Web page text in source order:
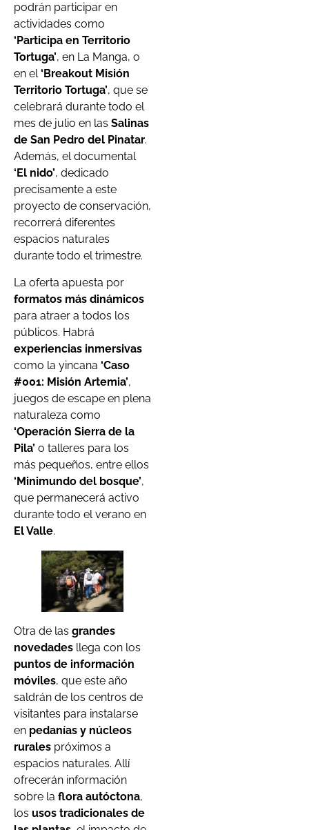
podrán participar en
actividades como
‘Participa en Territorio
Tortuga’, en La Manga, o
en el‘Breakout Misión
Territorio Tortuga’, que se
celebrará durante todo el
mes de julio en las Salinas
de San Pedro del Pinatar.
Además, el documental
‘El nido’, dedicado
precisamente a este
proyecto de conservación,
recorrerá diferentes
espacios naturales
durante todo el trimestre.
La oferta apuesta por
formatos más dinámicos
para atraer a todos los
públicos. Habrá
experiencias inmersivas
como la yincana ‘Caso
#001: Misión Artemia’,
juegos de escape en plena
naturaleza como
‘Operación Sierra de la
Pila’ o talleres para los
más pequeños, entre ellos
‘Minimundo del bosque’,
que permanecerá activo
durante todo el verano en
El Valle.
Otra de las grandes
novedades llega con los
puntos de información
móviles, que este año
saldrán de los centros de
visitantes para instalarse
en pedanías y núcleos
rurales próximos a
espacios naturales. Allí
ofrecerán información
sobre la flora autóctona,
los usos tradicionales de